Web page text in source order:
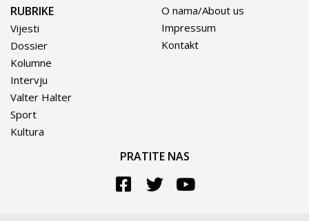
RUBRIKE
Vijesti
Dossier
Kolumne
Intervju
Valter Halter
Sport
Kultura
O nama/About us
Impressum
Kontakt
PRATITE NAS